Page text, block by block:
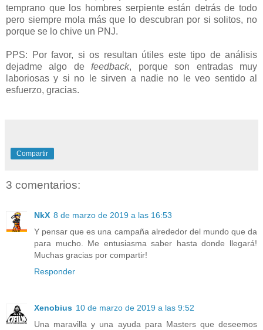
temprano que los hombres serpiente están detrás de todo
pero siempre mola más que lo descubran por si solitos, no
porque se lo chive un PNJ.
PPS: Por favor, si os resultan útiles este tipo de análisis
dejadme algo defeedback, porque son entradas muy
laboriosas y si no le sirven a nadie no le veo sentido al
esfuerzo, gracias.
Compartir
3 comentarios:
NkX 8 de marzo de 2019 a las 16:53
Y pensar que es una campaña alrededor del mundo que da
para mucho. Me entusiasma saber hasta donde llegará!
Muchas gracias por compartir!
Responder
Xenobius 10 de marzo de 2019 a las 9:52
Una maravilla y una ayuda para Masters que deseemos